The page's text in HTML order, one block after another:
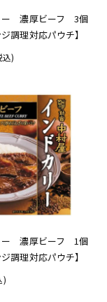
ー 濃厚ビーフ 3個
ジ調理対応パウチ】
込)
ー 濃厚ビーフ 1個
ジ調理対応パウチ】
)